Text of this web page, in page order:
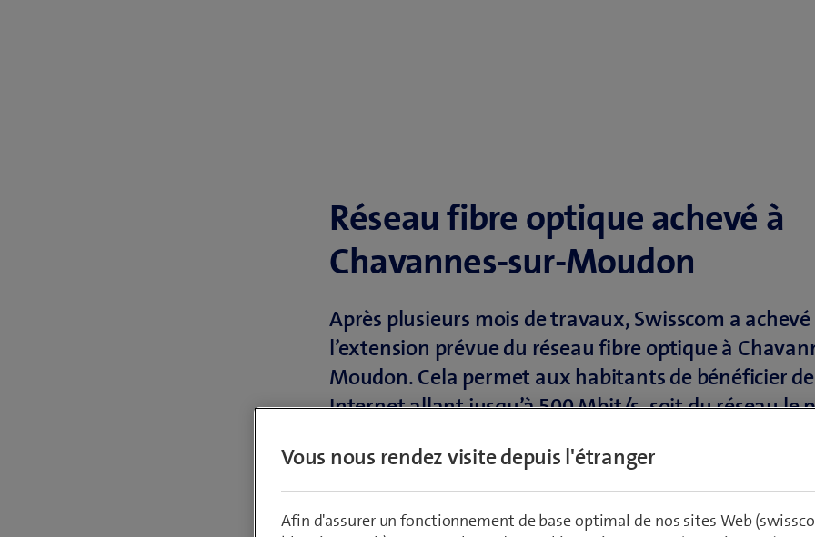
Réseau fibre optique achevé à
Chavannes-sur-Moudon
Après plusieurs mois de travaux, Swisscom a achevé
l’extension prévue du réseau fibre optique à
Moudon. Cela permet aux habitants de bénéficier
Internet allant jusqu’à 500 Mbit/s, soit du réseau le
Armin Schädeli
28 juin 2021
Vous nous rendez visite depuis l'étranger
Afin d'assurer un fonctionnement de base optimal de nos sites Web